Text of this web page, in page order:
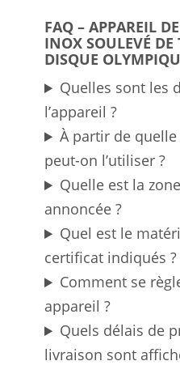
FAQ – APPAREIL
INOX SOULEVÉ DE
DISQUE
Quelles sont les
l’appareil ?
À partir de
peut-on l’utiliser ?
Quelle est la
annoncée ?
Quel est le
certificat indiqués ?
Comment se
appareil ?
Quels délais de
livraison sont